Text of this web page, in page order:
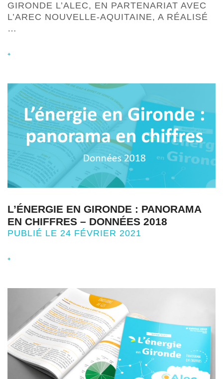
GIRONDE L’ALEC, EN PARTENARIAT AVEC
L’AREC NOUVELLE-AQUITAINE, A RÉALISÉ
…
+
L’ÉNERGIE EN GIRONDE : PANORAMA
EN CHIFFRES – DONNÉES 2018
PUBLIÉ LE 24 FÉVRIER 2021
+